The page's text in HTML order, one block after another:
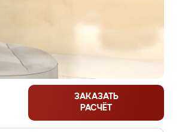
ЗАКАЗАТЬ
РАСЧЁТ